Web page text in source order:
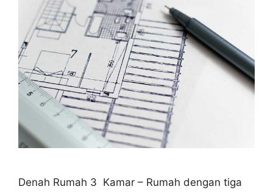
Denah Rumah 3 Kamar – Rumah dengan tiga